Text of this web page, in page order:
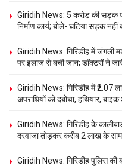
Giridih News: 5 करोड़ की सड़क पर
निर्माण कार्य; बोले- घटिया सड़क
Giridih News: गिरिडीह में जंगली
पर इलाज से बची जान; डॉक्टरों ने
Giridih News: गिरिडीह में ₹2.07
अपराधियों को दबोचा, हथियार,
Giridih News: गिरिडीह के
दरवाजा तोड़कर करीब 2 लाख के
Giridih News: गिरिडीह पुलिस की